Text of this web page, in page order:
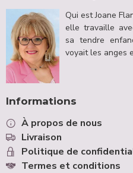
aussi plusieurs possibilités
partenaire, aimer ses
sa famille, aimer ses amis,
compagnie, aimer danser,
s’amuser, aimer un sport,
Lorsque l’on aime une
ajoute une étincelle dans
de bonheur. Bref, lorsque
certaines situations nous
davantage de chance
situations. Plus on vit des
on cherche à en vivre et
Qui est Joane
elle travaille
sa tendre
voyait les anges
Informations
À propos de nous
Livraison
Politique de
Termes et conditions